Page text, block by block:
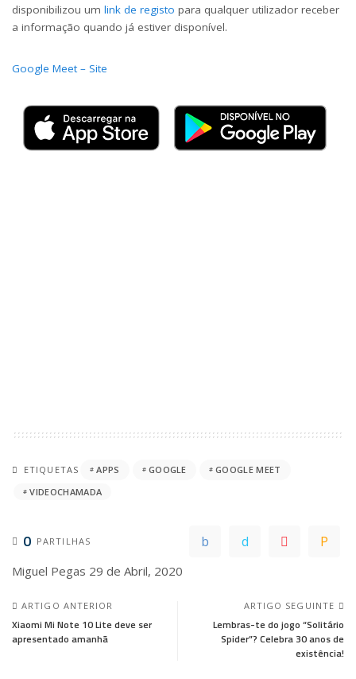
disponibilizou um link de registo para qualquer utilizador receber
a informação quando já estiver disponível.
Google Meet – Site
ETIQUETAS APPS GOOGLE
GOOGLE MEET
VIDEOCHAMADA
0 PARTILHAS
Miguel Pegas 29 de Abril, 2020
ARTIGO ANTERIOR
Xiaomi Mi Note 10 Lite deve ser
apresentado amanhã
ARTIGO SEGUINTE
Lembras-te do jogo “Solitário
Spider”? Celebra 30 anos de
existência!